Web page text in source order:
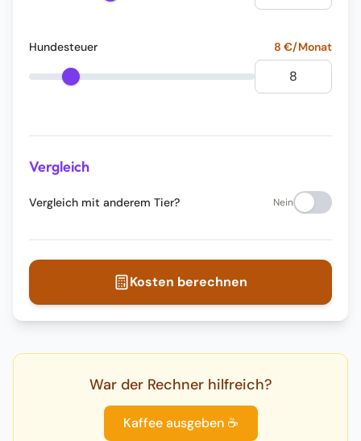
Hundesteuer 8 €/Monat
Vergleich
Vergleich mit anderem Tier? Nein
Kosten berechnen
War der Rechner hilfreich?
Kaffee ausgeben ☕